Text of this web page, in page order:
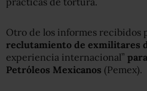
Otro de los informes recibidos
reclutamiento de exmilitares
experiencia internacional”
Petróleos Mexicanos (Pemex).